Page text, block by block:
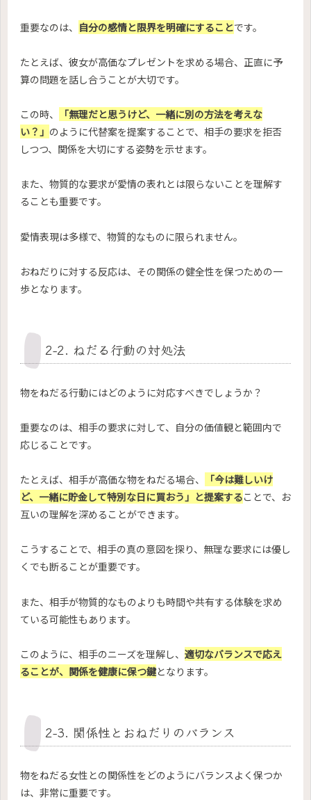
重要なのは、 自分の感情と限界を明確にすることです。
たとえば、彼女が高価なプレゼントを求める場合、正直に予
算の問題を話し合うことが大切です。
この時、
「無理だと思うけど、一緒に別の方法を考えな
い？」 のように代替案を提案することで、相手の要求を拒否
しつつ、関係を大切にする姿勢を示せます。
また、物質的な要求が愛情の表れとは限らないことを理解す
ることも重要です。
愛情表現は多様で、物質的なものに限られません。
おねだりに対する反応は、その関係の健全性を保つための一
歩となります。
2-2. ねだる行動の対処法
物をねだる行動にはどのように対応すべきでしょうか？
重要なのは、相手の要求に対して、自分の価値観と範囲内で
応じることです。
たとえば、相手が高価な物をねだる場合、
「今は難しいけ
ど、一緒に貯金して特別な日に買おう」と提案することで、お
互いの理解を深めることができます。
こうすることで、相手の真の意図を探り、無理な要求には優し
くでも断ることが重要です。
また、相手が物質的なものよりも時間や共有する体験を求め
ている可能性もあります。
このように、相手のニーズを理解し、 適切なバランスで応え
ることが、関係を健康に保つ鍵となります。
2-3. 関係性とおねだりのバランス
物をねだる女性との関係性をどのようにバランスよく保つか
は、非常に重要です。